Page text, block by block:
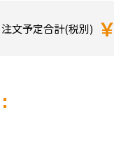
注文予定合計(税別) ￥